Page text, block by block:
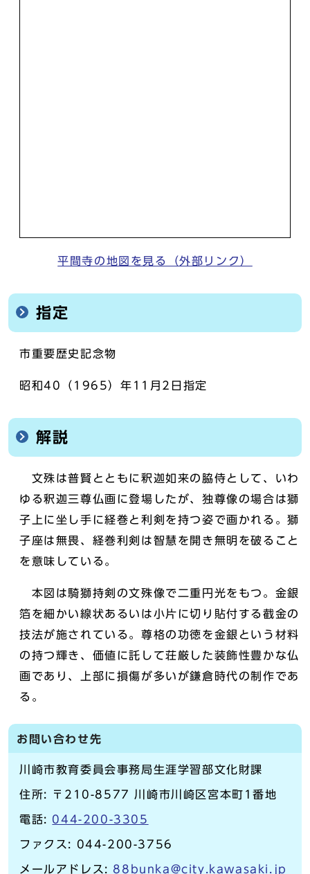
平間寺の地図を見る（外部リンク）
指定
市重要歴史記念物
昭和40（1965）年11月2日指定
解説
文殊は普賢とともに釈迦如来の脇侍として、いわ
ゆる釈迦三尊仏画に登場したが、独尊像の場合は獅
子上に坐し手に経巻と利剣を持つ姿で画かれる。獅
子座は無畏、経巻利剣は智慧を開き無明を破ること
を意味している。
本図は騎獅持剣の文殊像で二重円光をもつ。金銀
箔を細かい線状あるいは小片に切り貼付する截金の
技法が施されている。尊格の功徳を金銀という材料
の持つ輝き、価値に託して荘厳した装飾性豊かな仏
画であり、上部に損傷が多いが鎌倉時代の制作であ
る。
お問い合わせ先
川崎市教育委員会事務局生涯学習部文化財課
住所: 〒210-8577 川崎市川崎区宮本町1番地
電話: 044-200-3305
ファクス: 044-200-3756
メールアドレス:88bunka@city.kawasaki.jp